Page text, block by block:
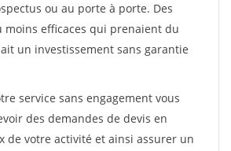
ou au porte à porte. Des
moins efficaces qui prenaient du
un investissement sans garantie
service sans engagement vous
des demandes de devis en
de votre activité et ainsi assurer un